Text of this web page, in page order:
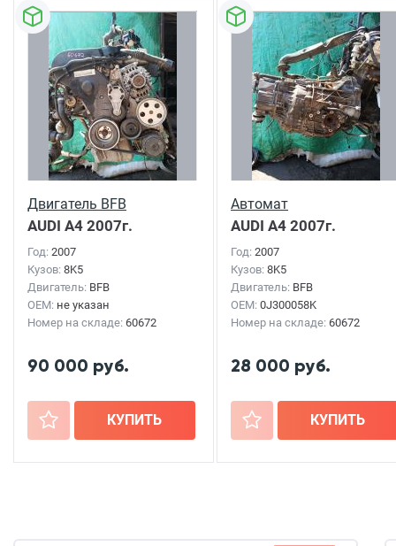
Двигатель BFB
AUDI A4 2007г.
Год: 2007
Кузов: 8K5
Двигатель: BFB
OEM: не указан
Номер на складе: 60672
90 000 руб.
+ КУПИТЬ
Автомат
AUDI A4 2007г.
Год: 2007
Кузов: 8K5
Двигатель: BFB
OEM: 0J300058K
Номер на складе: 60672
28 000 руб.
+ КУПИТЬ